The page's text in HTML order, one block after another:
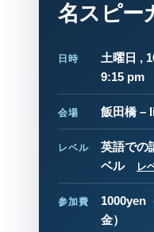
名スピー
日時
土曜日 ,
9:15 pm
会場 飯田橋 –
レベル
英語での
ベル
レ
参加費 1000yen
金）